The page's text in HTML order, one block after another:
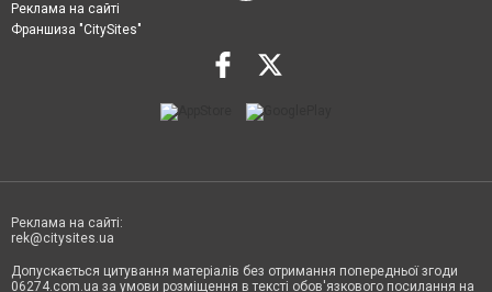
Реклама на сайті
Франшиза "CitySites"
Реклама на сайті:
rek@citysites.ua
Допускається цитування матеріалів без отримання попередньої згоди
06274.com.ua за умови розміщення в тексті обов'язкового посилання на